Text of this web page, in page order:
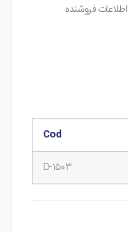
اطلاعات فروشنده
Cod
D-1503